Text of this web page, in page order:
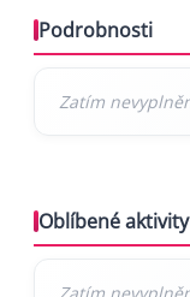
Podrobnosti
Oblíbené aktivity